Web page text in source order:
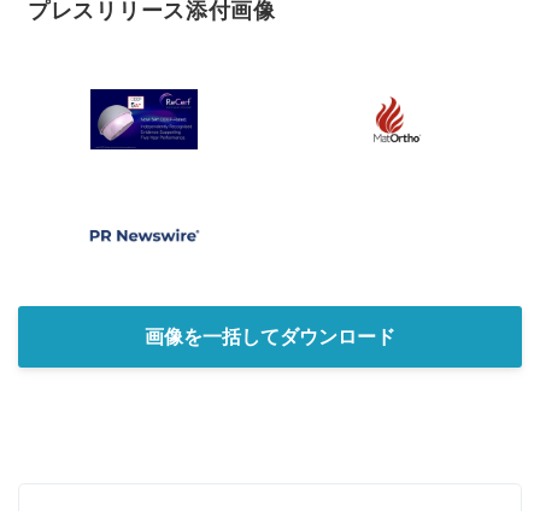
プレスリリース添付画像
画像を一括してダウンロード